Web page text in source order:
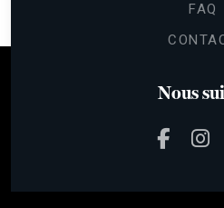
FAQ
Nous